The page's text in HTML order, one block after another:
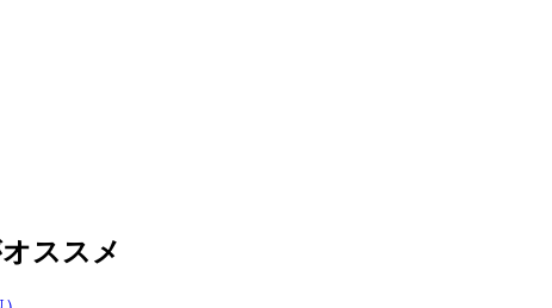
ススメ